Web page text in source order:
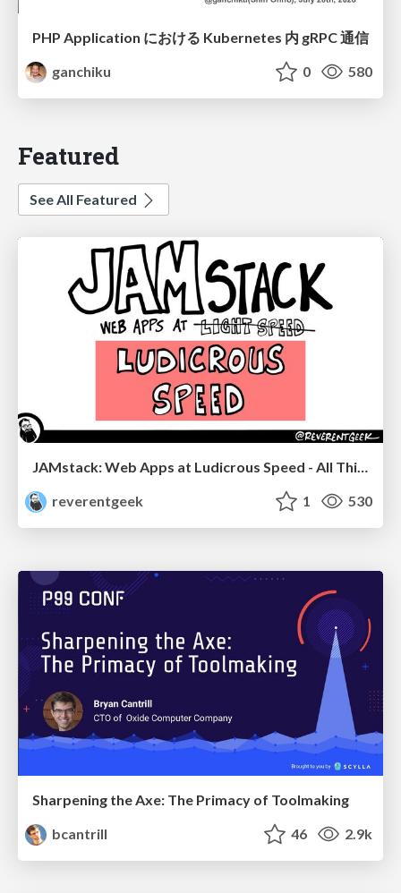
PHP Application における Kubernetes 内 gRPC 通信
ganchiku
0 580
Featured
See All Featured
reverentgeek
1 530
Sharpening the Axe: The Primacy of Toolmaking
bcantrill
46 2.9k